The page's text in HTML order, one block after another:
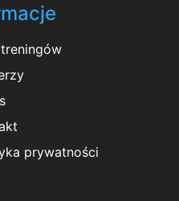
prywatności